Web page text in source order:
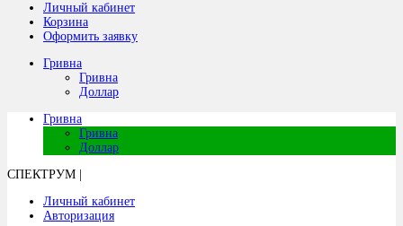
Личный кабинет
Корзина
Оформить заявку
Гривна
Гривна
Доллар
Гривна
Гривна
Доллар
СПЕКТРУМ
Личный кабинет
Авторизация